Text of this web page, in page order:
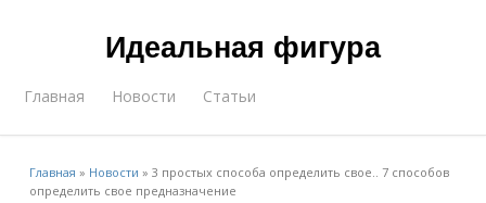
Идеальная фигура
Главная Новости Статьи
Главная » Новости »3 простых способа определить свое.. 7 способов
определить свое предназначение